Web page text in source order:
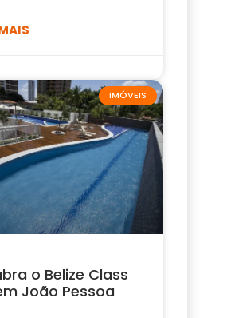
IMÓVEIS
o Belize Class
João Pessoa